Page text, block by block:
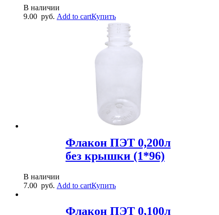
В наличии
9.00 руб. Add to cartКупить
Флакон ПЭТ 0,200л
без крышки (1*96)
В наличии
7.00 руб. Add to cartКупить
Флакон ПЭТ 0,100л